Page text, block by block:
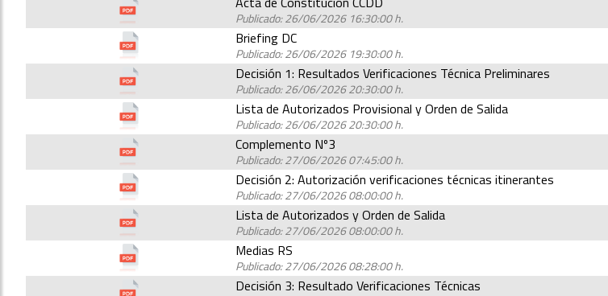
Publicado: 26/06/2026 16:30:00 h.
Briefing DC
Publicado: 26/06/2026 19:30:00 h.
Decisión 1: Resultados Verificaciones Técnica Preliminares
Publicado: 26/06/2026 20:30:00 h.
Lista de Autorizados Provisional y Orden de Salida
Publicado: 26/06/2026 20:30:00 h.
Complemento Nº3
Publicado: 27/06/2026 07:45:00 h.
Decisión 2: Autorización verificaciones técnicas itinerantes
Publicado: 27/06/2026 08:00:00 h.
Lista de Autorizados y Orden de Salida
Publicado: 27/06/2026 08:00:00 h.
Medias RS
Publicado: 27/06/2026 08:28:00 h.
Decisión 3: Resultado Verificaciones Técnicas